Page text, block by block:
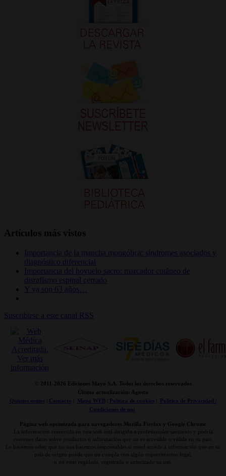
Artículos más vistos
Importancia de la mancha mongólica: síndromes asociados y
diagnóstico diferencial
Importancia del hoyuelo sacro: marcador cutáneo de
disrafismo espinal cerrado
Y ya son 63 años…
Suscribirse a este canal RSS
© 2011- 2026 Ediciones Mayo S.A. Todos los derechos reservados
Última actualización: Agosto
Quienes somos| Contacto Mapa WEB| Politica de cookies|
Politica de Privacidad /
Condiciones de uso
Página web optimizada para navegadores Mozilla Firefox y Google Chrome
La información contenida en esta web está dirigida a profesionales sanitarios y podría
contener datos sobre productos o información que no es accesible o válida en su país.
Le hacemos saber que no nos hacemos responsables si usted accede a información que en su
país de origen puede que no cumpla con algún requerimiento legal,
o no estar regulada, registrada o autorizado su uso.